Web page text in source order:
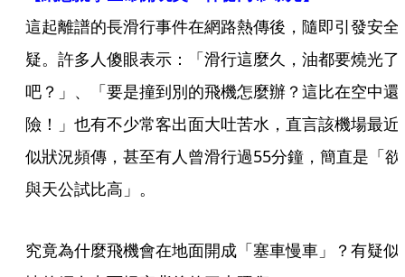
這起離譜的長滑行事件在網路熱傳後，隨即引發安全
疑。許多人傻眼表示：「滑行這麼久，油都要燒光了
吧？」、「要是撞到別的飛機怎麼辦？這比在空中還
險！」也有不少常客出面大吐苦水，直言該機場最近
似狀況頻傳，甚至有人曾滑行過55分鐘，簡直是「欲
與天公試比高」。
究竟為什麼飛機會在地面開成「塞車慢車」？有疑似